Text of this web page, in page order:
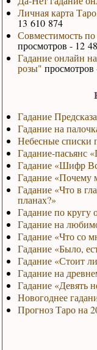
Личная карта
13 610 874
Совместимость
просмотров - 12
Гадание онлайн
розы"
Гадание
Гадание на
Небесные списки
Гадание-пасьянс
Гадание «Шифр
Гадание «Почему
Гадание «Что в
планах?»
Гадание по кругу
Гадание на
Гадание «Что со
Гадание «Было,
Гадание «Стоит
Гадание на
Гадание «Девять
Новогоднее
Прогноз Таро на